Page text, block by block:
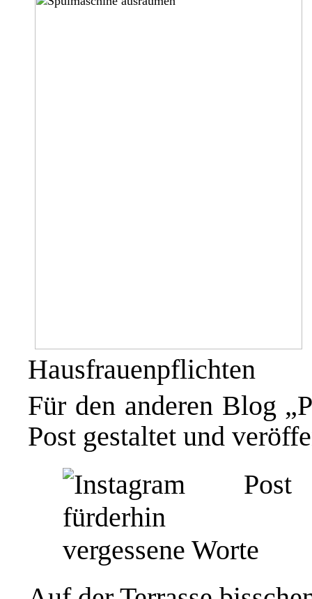
Hausfrauenpflichten
Für den anderen Blog
Post gestaltet und